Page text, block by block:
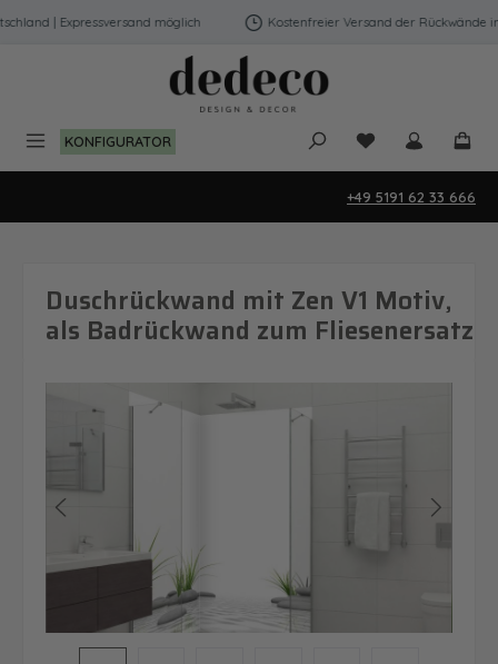
Zum Hauptinhalt springen
| Expressversand möglich Kostenfreier Versand der Rückwände in
KONFIGURATOR Du hast 0
+49 5191 62 33 666
Duschrückwand mit Zen V1 Motiv,
als Badrückwand zum Fliesenersatz